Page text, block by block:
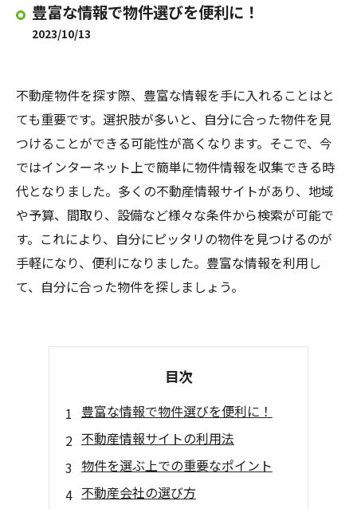
豊富な情報で物件選びを便利に！
2023/10/13
不動産物件を探す際、豊富な情報を手に入れることはと
ても重要です。選択肢が多いと、自分に合った物件を見
つけることができる可能性が高くなります。そこで、今
ではインターネット上で簡単に物件情報を収集できる時
代となりました。多くの不動産情報サイトがあり、地域
や予算、間取り、設備など様々な条件から検索が可能で
す。これにより、自分にピッタリの物件を見つけるのが
手軽になり、便利になりました。豊富な情報を利用し
て、自分に合った物件を探しましょう。
目次
豊富な情報で物件選びを便利に！
不動産情報サイトの利用法
物件を選ぶ上での重要なポイント
不動産会社の選び方